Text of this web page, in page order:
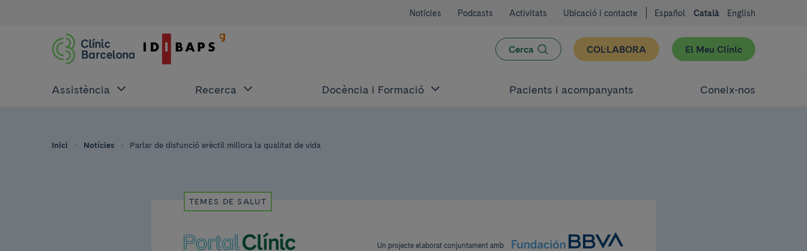
Notícies Podcasts Activitats Ubicació i contacte Español Català English
Cerca COL·LABORA El Meu Clínic
Assistència Recerca Docència i Formació Pacients i acompanyants Coneix-nos
Inici Notícies Parlar de disfunció erèctil millora la qualitat de vida
Un projecte elaborat conjuntament amb
TEMES DE SALUT